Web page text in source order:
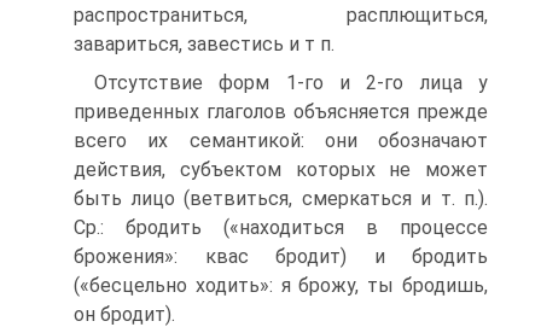
распространиться, расплющиться,
завариться, завестись и т п.
Отсутствие форм 1-го и 2-го лица у
приведенных глаголов объясняется прежде
всего их семантикой: они обозначают
действия, субъектом которых не может
быть лицо (ветвиться, смеркаться и т. п.).
Ср.: бродить («находиться в процессе
брожения»: квас бродит) и бродить
(«бесцельно ходить»: я брожу, ты бродишь,
он бродит).